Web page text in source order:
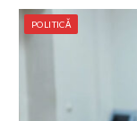
POLITICĂ